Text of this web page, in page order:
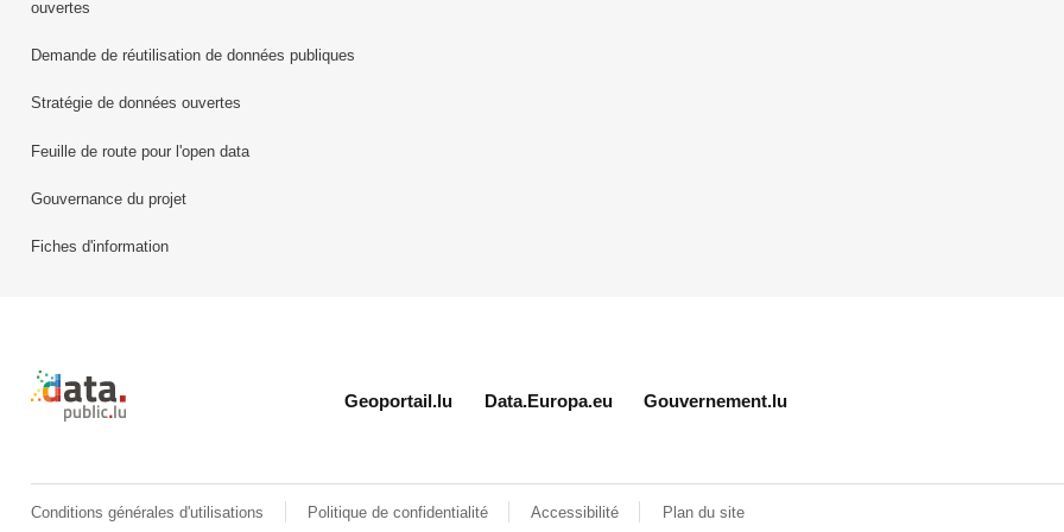
ouvertes
Demande de réutilisation de données publiques
Stratégie de données ouvertes
Feuille de route pour l'open data
Gouvernance du projet
Fiches d'information
Retour à l'accueil de data.public.lu
Geoportail.lu Data.Europa.eu Gouvernement.lu
Conditions générales d'utilisations Politique de confidentialité Accessibilité Plan du site